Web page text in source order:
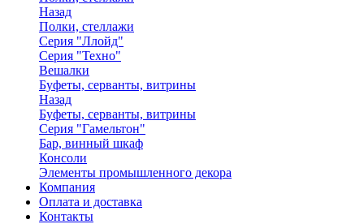
Назад
Полки, стеллажи
Серия "Ллойд"
Серия "Техно"
Вешалки
Буфеты, серванты, витрины
Назад
Буфеты, серванты, витрины
Серия "Гамельтон"
Бар, винный шкаф
Консоли
Элементы промышленного декора
Компания
Оплата и доставка
Контакты